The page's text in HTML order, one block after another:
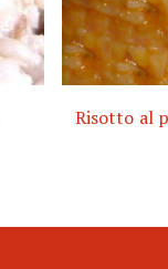
Risotto al